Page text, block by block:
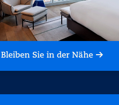
Bleiben Sie in der Nähe